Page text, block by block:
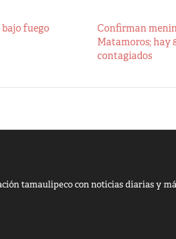
fuego
Confirman
Matamoros; hay
contagiados
tamaulipeco con noticias diarias y